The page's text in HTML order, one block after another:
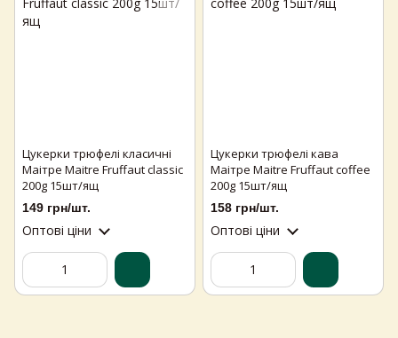
Цукерки трюфелі класичні
Маітре Maitre Fruffaut classic
200g 15шт/ящ
149 грн/шт.
Оптові ціни
Цукерки трюфелі кава
Маітре Maitre Fruffaut coffee
200g 15шт/ящ
158 грн/шт.
Оптові ціни
Самовивіз з магазинів
Egastronom
Тепер онлайн-замовлення можна
доставити у вибраний
магазин і забрати у зручний час 💚